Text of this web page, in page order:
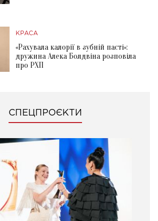
КРАСА
«Рахувала калорії в зубній пасті»:
дружина Алека Болдвіна розповіла
про РХП
СПЕЦПРОЄКТИ